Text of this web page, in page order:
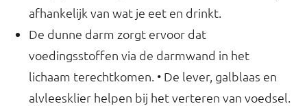
afhankelijk van wat je eet en drinkt.
De dunne darm zorgt ervoor dat
voedingsstoffen via de darmwand in het
lichaam terechtkomen. • De lever, galblaas en
alvleesklier helpen bij het verteren van voedsel.